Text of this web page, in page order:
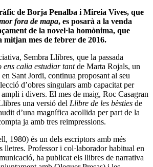
de Borja Penalba i Mireia Vives, que
fora de mapa, es posarà a la venda
de la novel·la homònima, que
mes de febrer de 2016.
Sembra Llibres, que la passada
ens calia estudiar tantde Marta Rojals, un
Sant Jordi, continua proposant al seu
d’obres singulars amb capacitat per
i divers. El mes de maig, Roc Casagran
una versió del Llibre de les bèsties de
d’una magnífica acollida per part de la
ja amb tres reimpressions.
1980) és un dels escriptors amb més
lletres. Professor i col·laborador habitual en
ha publicat els llibres de narrativa